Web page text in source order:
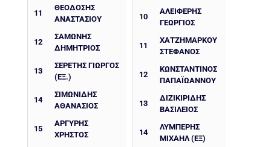
11
ΘΕΟΔΟΣΗΣ
ΑΝΑΣΤΑΣΙΟΥ
12
ΣΑΜΩΝΗΣ
ΔΗΜΗΤΡΙΟΣ
13
ΣΕΡΈΤΗΣ ΓΙΏΡΓΟΣ
(ΕΞ.)
14
ΣΙΜΩΝΊΔΗΣ
ΑΘΑΝΆΣΙΟΣ
15
ΑΡΓΎΡΗΣ
ΧΡΉΣΤΟΣ
10
ΑΛΕΙΦΕΡΗΣ
ΓΕΩΡΓΙΟΣ
11
ΧΑΤΖΗΜΑΡΚΟΥ
ΣΤΕΦΑΝΟΣ
12
ΚΩΝΣΤΑΝΤΊΝΟΣ
ΠΑΠΑΪΩΆΝΝΟΥ
13
ΔΙΖΙΚΙΡΙΔΗΣ
ΒΑΣΙΛΕΙΟΣ
14
ΛΥΜΠΕΡΗΣ
ΜΙΧΑΗΛ (ΕΞ)